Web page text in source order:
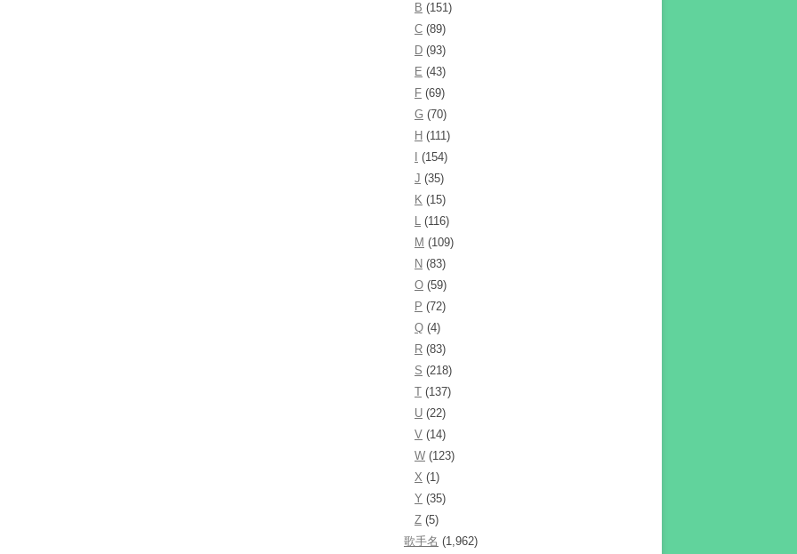
B (151)
C (89)
D (93)
E (43)
F (69)
G (70)
H (111)
(154)
J (35)
K (15)
L (116)
M (109)
N (83)
O (59)
P (72)
Q (4)
R (83)
S (218)
T (137)
U (22)
V (14)
W (123)
X (1)
Y (35)
Z (5)
歌手名 (1,962)